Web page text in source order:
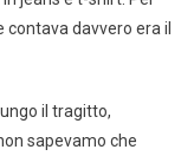
contava davvero era il
il tragitto,
sapevamo che